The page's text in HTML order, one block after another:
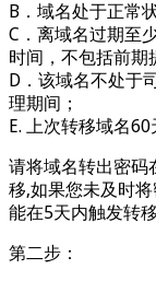
B．域名处于正常
C．离域名过期至
时间，不包括前期
D．该域名不处于
理期间；
E. 上次转移域名60
请将域名转出密码
移,如果您未及时
能在5天内触发转
第二步：